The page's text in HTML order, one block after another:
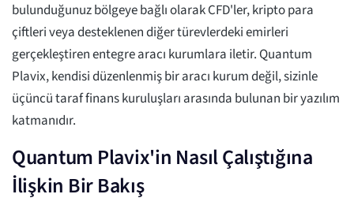
bulunduğunuz bölgeye bağlı olarak CFD'ler, kripto para
çiftleri veya desteklenen diğer türevlerdeki emirleri
gerçekleştiren entegre aracı kurumlara iletir. Quantum
Plavix, kendisi düzenlenmiş bir aracı kurum değil, sizinle
üçüncü taraf finans kuruluşları arasında bulunan bir yazılım
katmanıdır.
Quantum Plavix'in Nasıl Çalıştığına
İlişkin Bir Bakış